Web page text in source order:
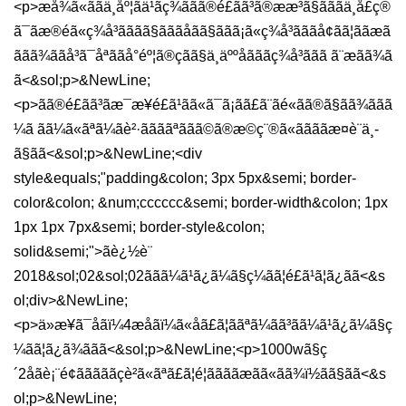
<p>æå¾ã«ããä¸åº¦ãä¹ãç¾ããã®é£ãã³ã®ææ³ã§ãããä¸å£ç®
ã¯ãæ®éã«ç¾å³ãããã§ãããåãã§ããã¡ã«ç¾å³ãããå¢ãã¦ããæã
ããã¾ããå³ã¯åªããå°éº¦ã®çãã§ä¸äººåãããç¾å³ããã ã¨æãã¾ã
ã<&sol;p>&NewLine;
<p>ãã®é£ãã³ãæ¯æ¥é£ã¹ãã«ã¯ã¡ãã£ã¨ãé«ãã®ã§ãã¾ããã
¼ã ãã¼ã«ãªã¼ãè²·ããããªããã©ã®æ©ç¨®ã«ããããæ¤è¨ä¸­
ã§ãã<&sol;p>&NewLine;<div
style&equals;"padding&colon; 3px 5px&semi; border-
color&colon; &num;cccccc&semi; border-width&colon; 1px
1px 1px 7px&semi; border-style&colon;
solid&semi;">ãè¿½è¨
2018&sol;02&sol;02ããã¼ã¹ã¿ã¼ã§ç¼ãã¦é£ã¹ã¦ã¿ãã<&s
ol;div>&NewLine;
<p>ä»æ¥ã¯åãï¼4æåãï¼ã«åã£ã¦ããªã¼ãã³ãã¼ã¹ã¿ã¼ã§ç
¼ãã¦ã¿ã¾ããã<&sol;p>&NewLine;<p>1000wã§ç
´2åãè¡¨é¢ãããããçè²ã«ãªã£ã¦é¦ããããæãã«ãã¾ï½ãã§ãã<&s
ol;p>&NewLine;